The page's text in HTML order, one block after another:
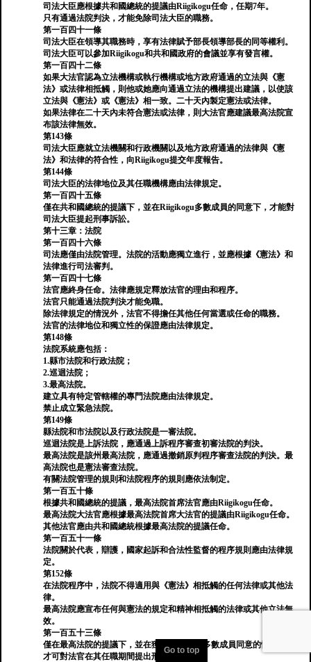
司法大臣應根據共和國總統的提議由Riigikogu任命，任期7年。
只有通過法院判決，才能免除司法大臣的職務。
第一百四十一條
司法大臣在領導其職務時，享有法律賦予部長領導部長的同等權利。
司法大臣可以參加Riigikogu和共和國政府的會議並享有發言權。
第一百四十二條
如果大法官認為立法機構或執行機構或地方政府通過的立法與《憲
法》或法律相抵觸，則他或她應向通過立法的機構提出建議，以使該
立法與《憲法》或《憲法》相一致。二十天內製定憲法或法律。
如果法律在二十天內未符合憲法或法律，則大法官應建議最高法院宣
布該法律無效。
第143條
司法大臣應就立法機關和行政機關以及地方政府通過的法律與《憲
法》和法律的符合性，向Riigikogu提交年度報告。
第144條
司法大臣的法律地位及其任職機構應由法律規定。
第一百四十五條
僅在共和國總統的提議下，並在Riigikogu多數成員的同意下，才能對
司法大臣提起刑事訴訟。
第十三章：法院
第一百四十六條
司法應僅由法院管理。法院的活動應獨立進行，並應根據《憲法》和
法律進行司法審判。
第一百四十七條
法官應終身任命。法律應規定釋放法官的理由和程序。
法官只能通過法院判決才能免職。
除法律規定的情況外，法官不得擔任其他任何當選或任命的職務。
法官的法律地位和獨立性的保證應由法律規定。
第148條
法院系統應包括：
1.縣市法院和行政法院；
2.巡迴法院；
3.最高法院。
建立具有特定管轄權的專門法院應由法律規定。
禁止成立緊急法院。
第149條
縣法院和市法院以及行政法院是一審法院。
巡迴法院是上訴法院，應通過上訴程序審查初審法院的判決。
最高法院是該州最高法院，應通過撤銷原判程序審查法院的判決。最
高法院也是憲法審查法院。
有關法院管理的規則和法院程序的規則應依法制定。
第一百五十條
根據共和國總統的提議，最高法院首席法官應由Riigikogu任命。
最高法院大法官應根據最高法院首席大法官的提議由Riigikogu任命。
其他法官應由共和國總統根據最高法院的提議任命。
第一百五十一條
法院關於代表，辯護，國家起訴和合法性監督的程序規則應由法律規
定。
第152條
在法院程序中，法院不得適用與《憲法》相抵觸的任何法律或其他法
律。
最高法院應宣布任何與憲法的規定和精神相抵觸的法律或其他立法無
效。
第一百五十三條
僅在最高法院的提議下，並在獲得Riigikogu多數成員同意的情況下，
才可對法官在其任職期間提出刑事指控。
Go to top